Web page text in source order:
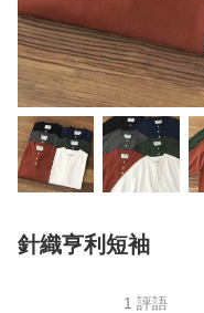
針織亨利短袖
1 評語